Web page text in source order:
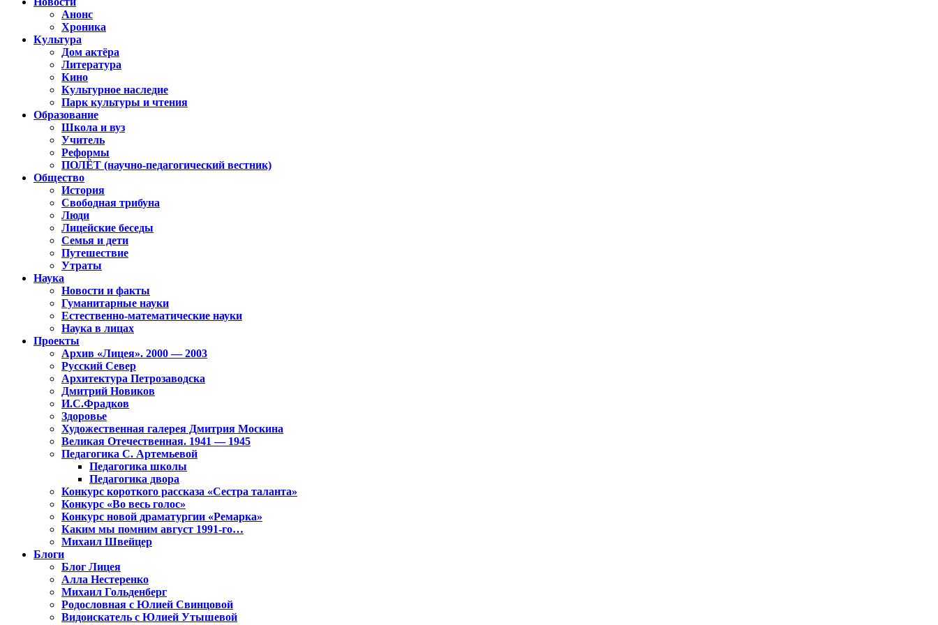
Анонс
Хроника
Культура
Дом актёра
Литература
Кино
Культурное наследие
Парк культуры и чтения
Образование
Школа и вуз
Учитель
Реформы
ПОЛЁТ (научно-педагогический вестник)
Общество
История
Свободная трибуна
Люди
Лицейские беседы
Семья и дети
Путешествие
Утраты
Наука
Новости и факты
Гуманитарные науки
Естественно-математические науки
Наука в лицах
Проекты
Архив «Лицея». 2000 — 2003
Русский Север
Архитектура Петрозаводска
Дмитрий Новиков
И.С.Фрадков
Здоровье
Художественная галерея Дмитрия Москина
Великая Отечественная. 1941 — 1945
Педагогика С. Артемьевой
Педагогика школы
Педагогика двора
Конкурс короткого рассказа «Сестра таланта»
Конкурс «Во весь голос»
Конкурс новой драматургии «Ремарка»
Каким мы помним август 1991-го…
Михаил Швейцер
Блоги
Блог Лицея
Алла Нестеренко
Михаил Гольденберг
Родословная с Юлией Свинцовой
Видоискатель с Юлией Утышевой